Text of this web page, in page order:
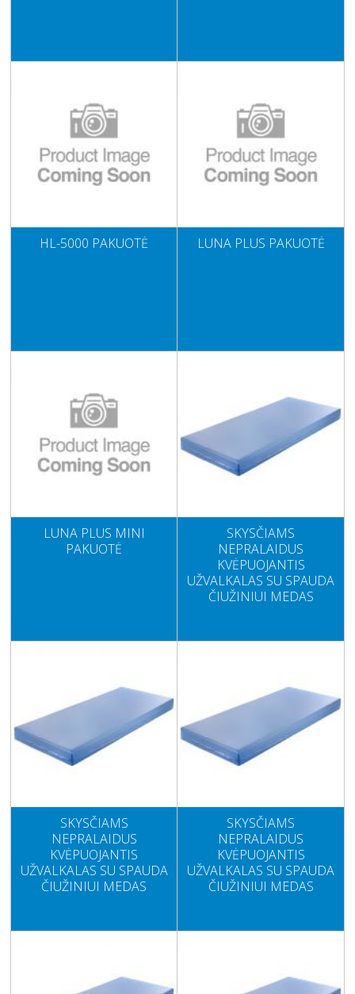
HL-5000 PAKUOTĖ LUNA PLUS PAKUOTĖ
LUNA PLUS MINI
PAKUOTĖ
SKYSČIAMS
NEPRALAIDUS
KVĖPUOJANTIS
UŽVALKALAS SU SPAUDA
ČIUŽINIUI MEDAS
SKYSČIAMS
NEPRALAIDUS
KVĖPUOJANTIS
UŽVALKALAS SU SPAUDA
ČIUŽINIUI MEDAS
SKYSČIAMS
NEPRALAIDUS
KVĖPUOJANTIS
UŽVALKALAS SU SPAUDA
ČIUŽINIUI MEDAS